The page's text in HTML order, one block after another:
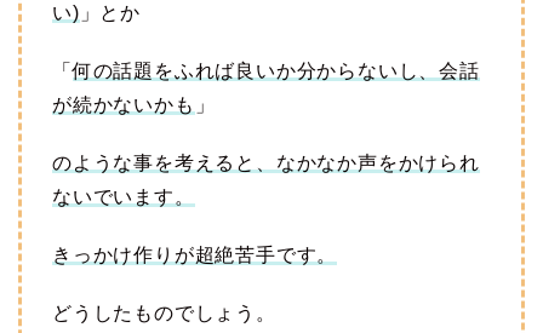
い) 」とか
「何の話題をふれば良いか分からないし、会話
が続かないかも 」
のような事を考えると、なかなか声をかけられ
ないでいます。
きっかけ作りが超絶苦手です。
どうしたものでしょう。